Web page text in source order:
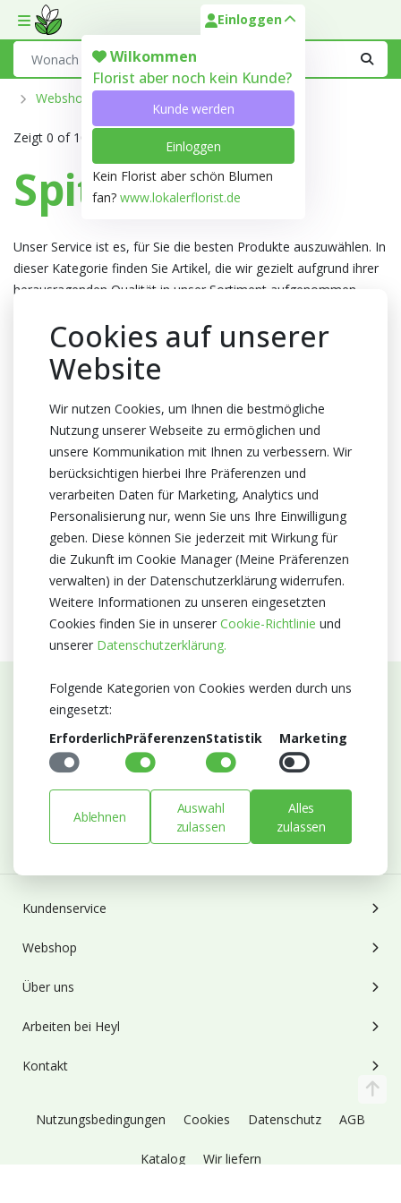
Toggle mobile menu
Einloggen
Wilkommen
Florist aber noch kein Kunde?
Kunde werden
Einloggen
Kein Florist aber schön Blumen
fan? www.lokalerflorist.de
Webshop
Zeigt 0 of 10.106
Spitze
Unser Service ist es, für Sie die besten Produkte auszuwählen. In
dieser Kategorie finden Sie Artikel, die wir gezielt aufgrund ihrer
herausragenden Qualität in unser Sortiment aufgenommen
unsere höchsten Ansprüche.
Abonnieren Sie unseren Newsletter
Bleiben Sie auf dem Laufenden mit Neuigkeiten und
Entwicklungen von Blumengroßhandel Heyl
Abonnieren
Kundenservice
Webshop
Über uns
Arbeiten bei Heyl
Kontakt
Nutzungsbedingungen Cookies Datenschutz AGB
Katalog Wir liefern
Cookies auf unserer
Website
Wir nutzen Cookies, um Ihnen die bestmögliche
Nutzung unserer Webseite zu ermöglichen und
unsere Kommunikation mit Ihnen zu verbessern. Wir
berücksichtigen hierbei Ihre Präferenzen und
verarbeiten Daten für Marketing, Analytics und
Personalisierung nur, wenn Sie uns Ihre Einwilligung
geben. Diese können Sie jederzeit mit Wirkung für
die Zukunft im Cookie Manager (Meine Präferenzen
verwalten) in der Datenschutzerklärung widerrufen.
Weitere Informationen zu unseren eingesetzten
Cookies finden Sie in unserer Cookie-Richtlinie und
unserer Datenschutzerklärung.
Folgende Kategorien von Cookies werden durch uns
eingesetzt:
ErforderlichPräferenzenStatistik Marketing
Ablehnen
Auswahl
zulassen
Alles
zulassen